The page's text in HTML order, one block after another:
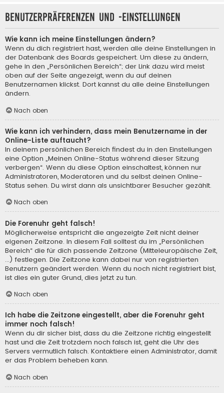
Benutzerpräferenzen und -einstellungen
Wie kann ich meine Einstellungen ändern?
Wenn du dich registriert hast, werden alle deine Einstellungen in
der Datenbank des Boards gespeichert. Um diese zu ändern,
gehe in den „Persönlichen Bereich“; der Link dazu wird meist
oben auf der Seite angezeigt, wenn du auf deinen
Benutzernamen klickst. Dort kannst du alle deine Einstellungen
ändern.
Nach oben
Wie kann ich verhindern, dass mein Benutzername in der
Online-Liste auftaucht?
In deinem persönlichen Bereich findest du in den Einstellungen
eine Option „Meinen Online-Status während dieser Sitzung
verbergen“. Wenn du diese Option einschaltest, können nur
Administratoren, Moderatoren und du selbst deinen Online-
Status sehen. Du wirst dann als unsichtbarer Besucher gezählt.
Nach oben
Die Forenuhr geht falsch!
Möglicherweise entspricht die angezeigte Zeit nicht deiner
eigenen Zeitzone. In diesem Fall solltest du im „Persönlichen
Bereich“ die für dich passende Zeitzone (Mitteleuropäische Zeit,
...) festlegen. Die Zeitzone kann dabei nur von registrierten
Benutzern geändert werden. Wenn du noch nicht registriert bist,
ist dies ein guter Grund, dies jetzt zu tun.
Nach oben
Ich habe die Zeitzone eingestellt, aber die Forenuhr geht
immer noch falsch!
Wenn du dir sicher bist, dass du die Zeitzone richtig eingestellt
hast und die Zeit trotzdem noch falsch ist, geht die Uhr des
Servers vermutlich falsch. Kontaktiere einen Administrator, damit
er das Problem beheben kann.
Nach oben